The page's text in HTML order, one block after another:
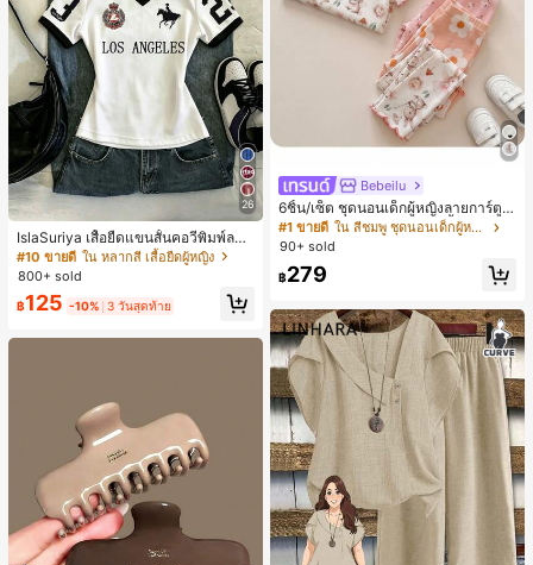
26
IslaSuriya เสื้อยืดแขนสั้นคอวีพิมพ์ลาย
สีตัดกันสำหรับผู้หญิง
#10 ขายดี ใน หลากสี เสื้อยืดผู้หญิง
800+ sold
฿125 -10% 3 วันสุดท้าย
Bebeilu
6ชิ้น/เซ็ต ชุดนอนเด็กผู้หญิงลายการ์ตูน
หมีและดอกไม้ คอกลม แขนสั้น กางเกง
ขาสั้น ขอบระบาย สวมใส่สบาย
#1 ขายดี
ใน สีชมพู ชุดนอนเด็กผู้หญิง
90+ sold
฿279